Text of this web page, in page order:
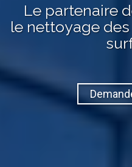
Le partenaire
le nettoyage